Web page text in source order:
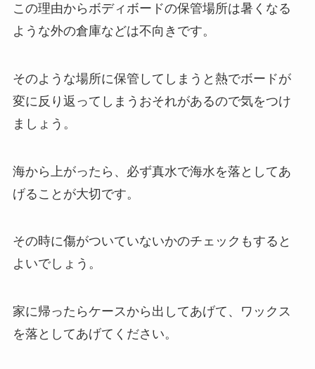
この理由からボディボードの保管場所は暑くなる
ような外の倉庫などは不向きです。
そのような場所に保管してしまうと熱でボードが
変に反り返ってしまうおそれがあるので気をつけ
ましょう。
海から上がったら、必ず真水で海水を落としてあ
げることが大切です。
その時に傷がついていないかのチェックもすると
よいでしょう。
家に帰ったらケースから出してあげて、ワックス
を落としてあげてください。